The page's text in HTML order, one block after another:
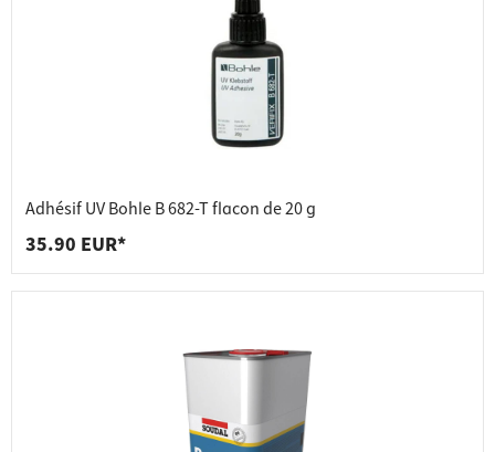
Adhésif UV Bohle B 682-T flacon de 20 g
35.90 EUR*